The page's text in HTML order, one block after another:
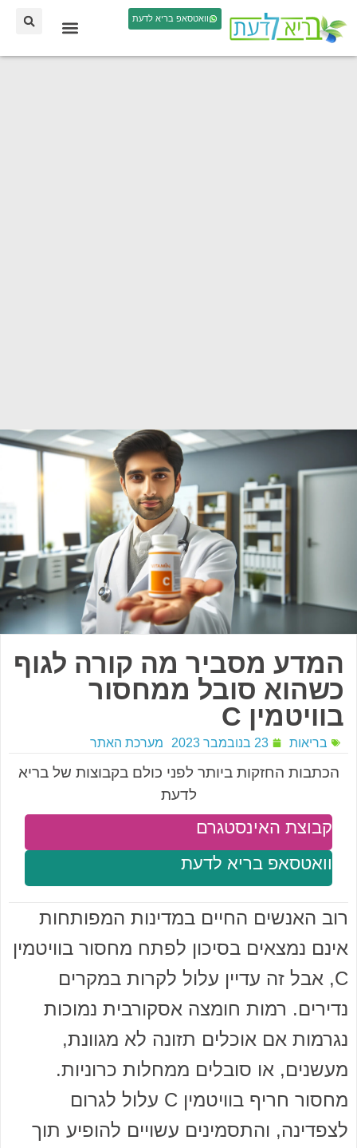
וואטסאפ בריא לדעת
המדע מסביר מה קורה לגוף
כשהוא סובל ממחסור
בוויטמין C
בריאות 23 בנובמבר 2023 מערכת האתר
הכתבות החזקות ביותר לפני כולם בקבוצות של בריא
לדעת
וואטסאפ בריא לדעת
קבוצת האינסטגרם
רוב האנשים החיים במדינות המפותחות
אינם נמצאים בסיכון לפתח מחסור בוויטמין
C, אבל זה עדיין עלול לקרות במקרים
נדירים. רמות חומצה אסקורבית נמוכות
נגרמות אם אוכלים תזונה לא מגוונת,
מעשנים, או סובלים ממחלות כרוניות.
מחסור חריף בוויטמין C עלול לגרום
לצפדינה, והתסמינים עשויים להופיע תוך